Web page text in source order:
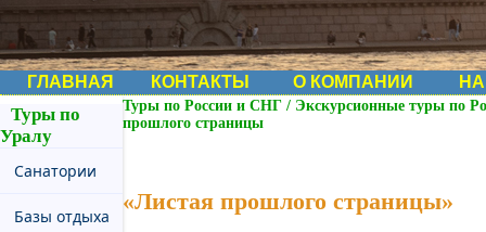
ГЛАВНАЯ КОНТАКТЫ О КОМПАНИИ
Туры по
Уралу
Санатории
Базы отдыха
Туры по России и СНГ / Экскурсионные туры по
прошлого страницы
«Листая прошлого страницы»